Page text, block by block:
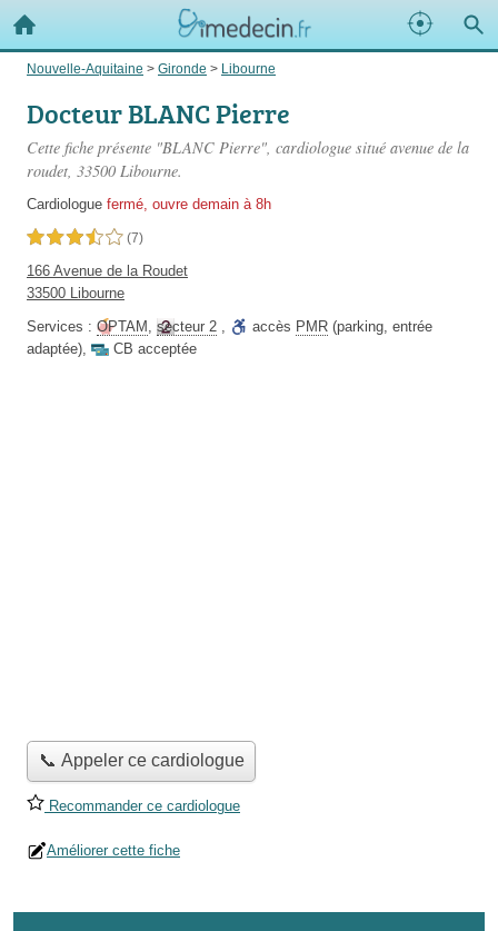
Nouvelle-Aquitaine > Gironde > Libourne
Docteur BLANC Pierre
Cette fiche présente "BLANC Pierre", cardiologue situé avenue de la
roudet, 33500 Libourne.
Cardiologue fermé, ouvre demain à 8h
3,5 étoiles sur 5 (7)
166 Avenue de la Roudet
33500 Libourne
Services : OPTAM , secteur 2 , accès PMR (parking, entrée
adaptée), CB acceptée
📞 Appeler ce cardiologue
Recommander ce cardiologue
Améliorer cette fiche